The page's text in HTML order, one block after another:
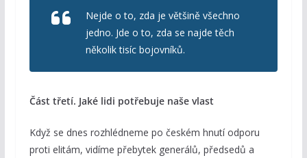
Nejde o to, zda je většině všechno
jedno. Jde o to, zda se najde těch
několik tisíc bojovníků.
Část třetí. Jaké lidi potřebuje naše vlast
Když se dnes rozhlédneme po českém hnutí odporu
proti elitám, vidíme přebytek generálů, předsedů a